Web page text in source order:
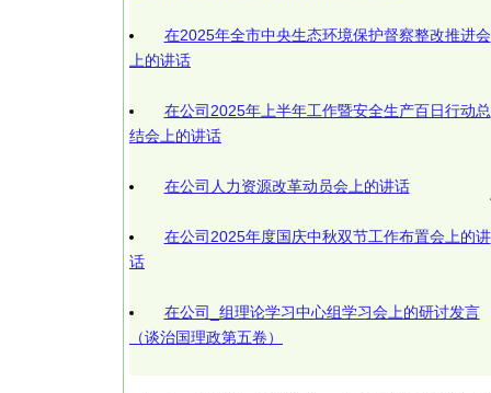
在2025年全市中央生态环境保护督察整改推进会
上的讲话
在公司2025年上半年工作暨安全生产百日行动总
结会上的讲话
在公司人力资源改革动员会上的讲话
在公司2025年度国庆中秋双节工作布置会上的讲
话
在公司_组理论学习中心组学习会上的研讨发言
（谈治国理政第五卷）